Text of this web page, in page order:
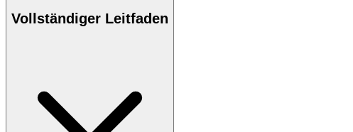
Vollständiger Leitfaden